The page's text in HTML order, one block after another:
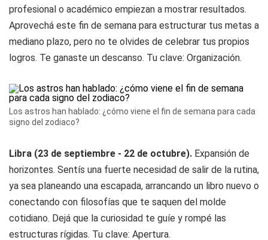
profesional o académico empiezan a mostrar resultados.
Aprovechá este fin de semana para estructurar tus metas a
mediano plazo, pero no te olvides de celebrar tus propios
logros. Te ganaste un descanso. Tu clave: Organización.
Los astros han hablado: ¿cómo viene el fin de semana para cada
signo del zodiaco?
Libra (23 de septiembre - 22 de octubre). Expansión de
horizontes. Sentís una fuerte necesidad de salir de la rutina,
ya sea planeando una escapada, arrancando un libro nuevo o
conectando con filosofías que te saquen del molde
cotidiano. Dejá que la curiosidad te guíe y rompé las
estructuras rígidas. Tu clave: Apertura.